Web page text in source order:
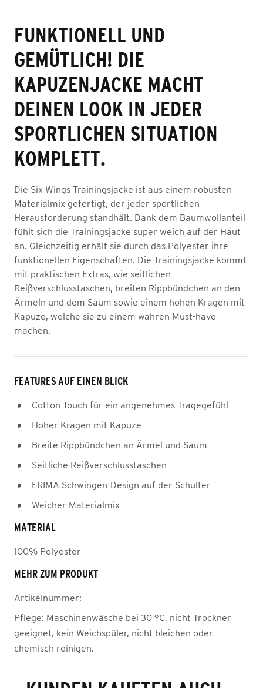
FUNKTIONELL UND
GEMÜTLICH! DIE
KAPUZENJACKE MACHT
DEINEN LOOK IN JEDER
SPORTLICHEN SITUATION
KOMPLETT.
Die Six Wings Trainingsjacke ist aus einem robusten
Materialmix gefertigt, der jeder sportlichen
Herausforderung standhält. Dank dem Baumwollanteil
fühlt sich die Trainingsjacke super weich auf der Haut
an. Gleichzeitig erhält sie durch das Polyester ihre
funktionellen Eigenschaften. Die Trainingsjacke kommt
mit praktischen Extras, wie seitlichen
Reißverschlusstaschen, breiten Rippbündchen an den
Ärmeln und dem Saum sowie einem hohen Kragen mit
Kapuze, welche sie zu einem wahren Must-have
machen.
FEATURES AUF EINEN BLICK
Cotton Touch für ein angenehmes Tragegefühl
Hoher Kragen mit Kapuze
Breite Rippbündchen an Ärmel und Saum
Seitliche Reißverschlusstaschen
ERIMA Schwingen-Design auf der Schulter
Weicher Materialmix
MATERIAL
100% Polyester
MEHR ZUM PRODUKT
Artikelnummer:
Pflege: Maschinenwäsche bei 30 °C, nicht Trockner
geeignet, kein Weichspüler, nicht bleichen oder
chemisch reinigen.